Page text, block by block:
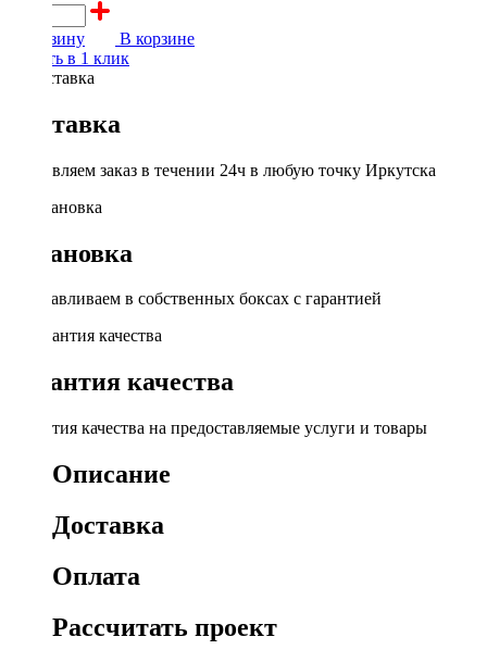
В корзину
В корзине
Купить в 1 клик
Доставка
Доставляем заказ в течении 24ч в любую точку Иркутска
Установка
Устанавливаем в собственных боксах с гарантией
Гарантия качества
Гарантия качества на предоставляемые услуги и товары
Описание
Доставка
Оплата
Рассчитать проект